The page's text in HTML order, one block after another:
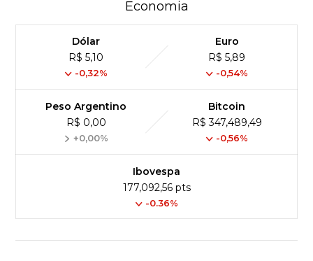
Economia
Dólar
R$ 5,10
-0,32%
Euro
R$ 5,89
-0,54%
Peso Argentino
R$ 0,00
+0,00%
Bitcoin
R$ 347,489,49
-0,56%
Ibovespa
177,092,56 pts
-0.36%